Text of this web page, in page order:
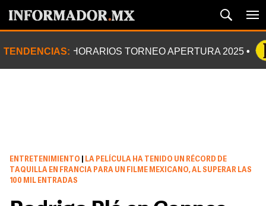
TENDENCIAS: HORARIOS TORNEO APERTURA 2025
ENTRETENIMIENTO
LA PELÍCULA HA TENIDO UN RÉCORD DE
TAQUILLA EN FRANCIA PARA UN FILME MEXICANO, AL SUPERAR LAS
100 MIL ENTRADAS